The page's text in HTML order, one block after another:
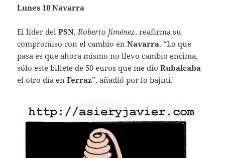
Lunes 10 Navarra
El líder delPSN,Roberto Jiménez, reafirma su
compromiso con el cambio enNavarra. “Lo que
pasa es que ahora mismo no llevo cambio encima,
sólo este billete de 50 euros que me dio Rubalcaba
el otro día enFerraz”, añadió por lo bajini.